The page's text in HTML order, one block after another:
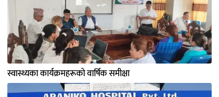
स्वास्थ्यका कार्यक्रमहरूको वार्षिक समीक्षा